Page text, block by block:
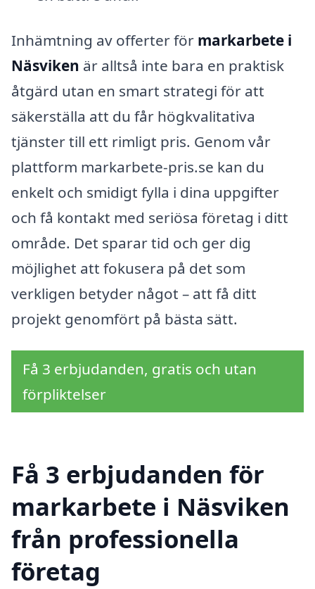
Inhämtning av offerter för markarbete i
Näsviken är alltså inte bara en praktisk
åtgärd utan en smart strategi för att
säkerställa att du får högkvalitativa
tjänster till ett rimligt pris. Genom vår
plattform markarbete-pris.se kan du
enkelt och smidigt fylla i dina uppgifter
och få kontakt med seriösa företag i ditt
område. Det sparar tid och ger dig
möjlighet att fokusera på det som
verkligen betyder något – att få ditt
projekt genomfört på bästa sätt.
Få 3 erbjudanden, gratis och utan
förpliktelser
Få 3 erbjudanden för
markarbete i Näsviken
från professionella
företag